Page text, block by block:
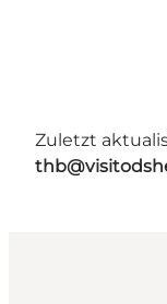
Zuletzt